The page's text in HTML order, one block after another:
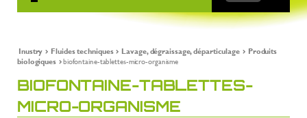
Inustry Fluides techniques Lavage, dégraissage, départiculage
Produits
biologiques
biofontaine-tablettes-micro-organisme
BIOFONTAINE-TABLETTES-
MICRO-ORGANISME